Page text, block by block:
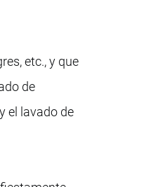
etc., y que
de
el lavado de